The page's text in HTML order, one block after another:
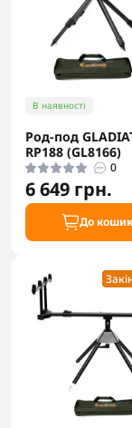
В наявності
Род-под
RP188 (GL8166)
0
6 649 грн.
До